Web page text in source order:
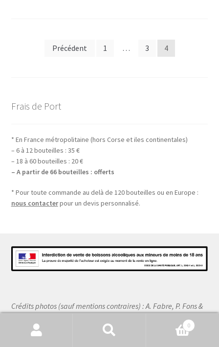
Pagination
Précédent 1 … 3 4
Frais de Port
* En France métropolitaine (hors Corse et iles continentales)
– 6 à 12 bouteilles : 35 €
– 18 à 60 bouteilles : 20 €
– A partir de 66 bouteilles : offerts
* Pour toute commande au delà de 120 bouteilles ou en Europe :
nous contacterpour un devis personnalisé.
Crédits photos (sauf mentions contraires) : A. Fabre, P. Fons &
Recherche
Recherche
0